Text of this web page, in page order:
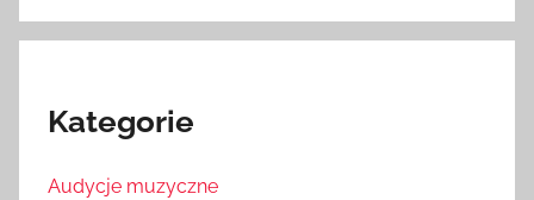
Kategorie
Audycje muzyczne